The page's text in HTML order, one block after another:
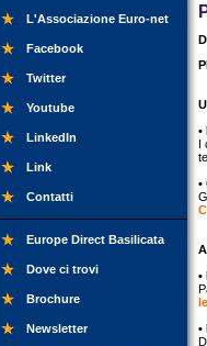
L'Associazione Euro-net
Facebook
Twitter
Youtube
LinkedIn
Link
Contatti
Europe Direct Basilicata
Dove ci trovi
Brochure
Newsletter
I
•
•